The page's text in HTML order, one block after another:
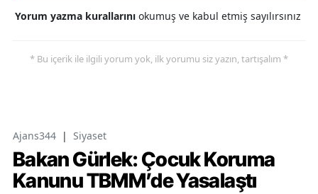
Yorum yazma kurallarını okumuş ve kabul etmiş sayılırsınız
* Bu içerik ile ilgili yorum yok, ilk yorumu siz yazın, tartışalım *
Ajans344 | Siyaset
Bakan Gürlek: Çocuk Koruma
Kanunu TBMM’de Yasalaştı